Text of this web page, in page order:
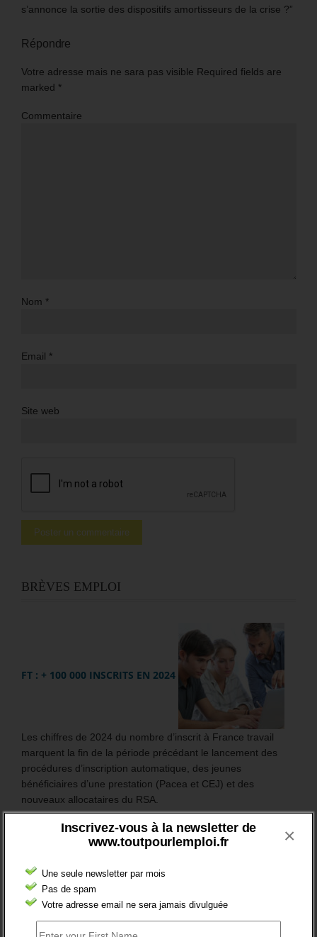
Inscrivez-vous à la newsletter de
www.toutpourlemploi.fr
Une seule newsletter par mois
Pas de spam
Votre adresse email ne sera jamais divulguée
×
s’annonce la sortie des dispositifs amortisseurs de la crise ?”
Répondre
Votre adresse mais ne sara pas visible Required fields are
marked *
Commentaire
Nom *
Email *
Site web
BRÈVES EMPLOI
FT : + 100 000 INSCRITS EN 2024
Les chiffres de 2024 du nombre d’inscrit à France travail
marquent la fin de la période précédant le lancement des
procédures d’inscription automatique, des jeunes
bénéficiaires d’une prestation (Pacea et CEJ) et des
nouveaux allocataires du RSA.
En France entière, le nombre de demandeurs d’emploi,
inscrits à France travail, s’élève à 6 255 100 au 4ème
Sur l’année 2024, il a globalement augmenté de +1,5%.
emploi et tenus de rechercher un emploi) a augmenté de